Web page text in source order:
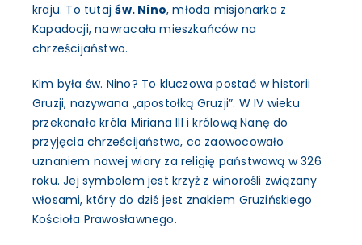
kraju. To tutajśw. Nino, młoda misjonarka z
Kapadocji, nawracała mieszkańców na
chrześcijaństwo.
Kim była św. Nino? To kluczowa postać w historii
Gruzji, nazywana „apostołką Gruzji”. W IV wieku
przekonała króla Miriana III i królową Nanę do
przyjęcia chrześcijaństwa, co zaowocowało
uznaniem nowej wiary za religię państwową w 326
roku. Jej symbolem jest krzyż z winorośli związany
włosami, który do dziś jest znakiem Gruzińskiego
Kościoła Prawosławnego.